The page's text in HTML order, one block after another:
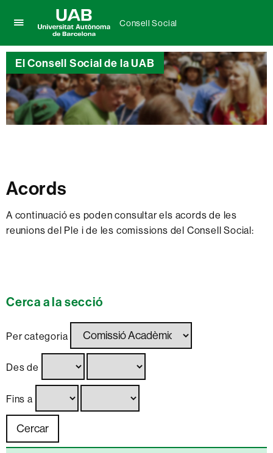
per
desplegar
el
menú
de
Consell
Social
Universitat
Autònoma
de
Barcelona
Consell Social
El Consell Social de la UAB
Acords
A continuació es poden consultar els acords de les
reunions del Ple i de les comissions del Consell Social:
Cerca a la secció
Per categoria
Des de
Fins a